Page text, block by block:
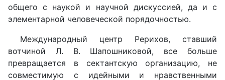
общего с наукой и научной дискуссией, да и с
элементарной человеческой порядочностью.
Международный центр Рерихов, ставший
вотчиной Л. В. Шапошниковой, все больше
превращается в сектантскую организацию, не
совместимую с идейными и нравственными